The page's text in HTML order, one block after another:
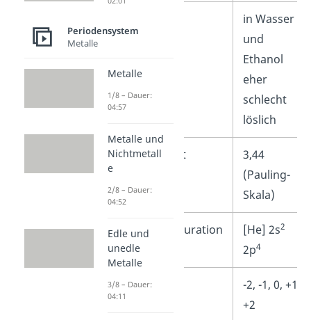
in Wasser
und
Ethanol
eher
schlecht
löslich
Elektronegativität
3,44
(Pauling-
Skala)
Elektronenkonfiguration [He] 2s2
2p4
Oxidationszahlen
-2, -1, 0, +1,
+2
Periodensystem
Metalle
Metalle
1/8 – Dauer:
04:57
Metalle und
Nichtmetall
e
2/8 – Dauer:
04:52
Edle und
unedle
Metalle
3/8 – Dauer:
04:11